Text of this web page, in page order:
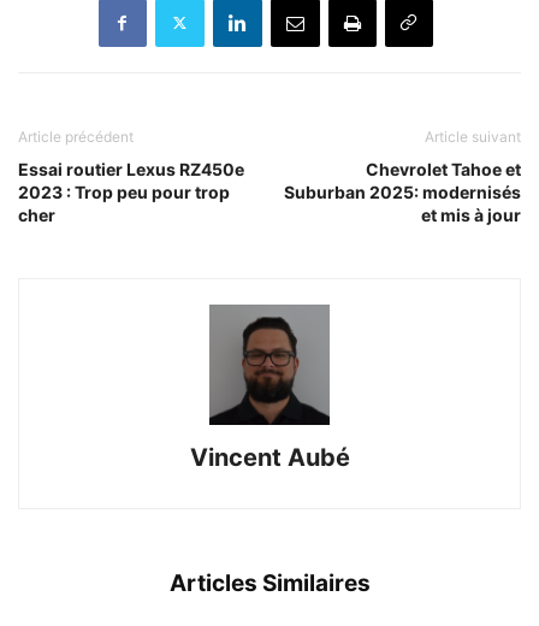
Article précédent
Essai routier Lexus RZ450e
2023 : Trop peu pour trop
cher
Article suivant
Chevrolet Tahoe et
Suburban 2025: modernisés
et mis à jour
Vincent Aubé
Articles Similaires